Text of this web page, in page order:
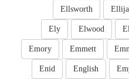
Ellsworth
Elwood
Ely
Emmett
Emory
English
Enid